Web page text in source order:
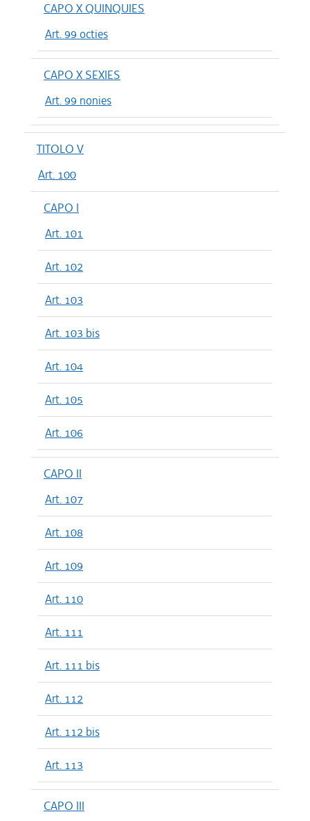
CAPO X QUINQUIES
Art. 99 octies
CAPO X SEXIES
Art. 99 nonies
TITOLO V
Art. 100
CAPO I
Art. 101
Art. 102
Art. 103
Art. 103 bis
Art. 104
Art. 105
Art. 106
CAPO II
Art. 107
Art. 108
Art. 109
Art. 110
Art. 111
Art. 111 bis
Art. 112
Art. 112 bis
Art. 113
CAPO III